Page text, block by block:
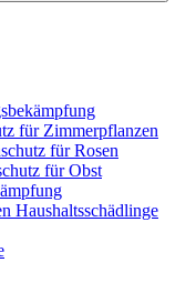
für Zimmerpflanzen
für Rosen
für Obst
Haushaltsschädlinge